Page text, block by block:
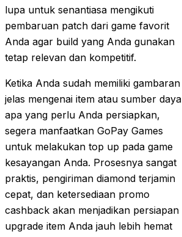
lupa untuk senantiasa mengikuti
pembaruan patch dari game favorit
Anda agar build yang Anda gunakan
tetap relevan dan kompetitif.
Ketika Anda sudah memiliki gambaran
jelas mengenai item atau sumber daya
apa yang perlu Anda persiapkan,
segera manfaatkan GoPay Games
untuk melakukan top up pada game
kesayangan Anda. Prosesnya sangat
praktis, pengiriman diamond terjamin
cepat, dan ketersediaan promo
cashback akan menjadikan persiapan
upgrade item Anda jauh lebih hemat